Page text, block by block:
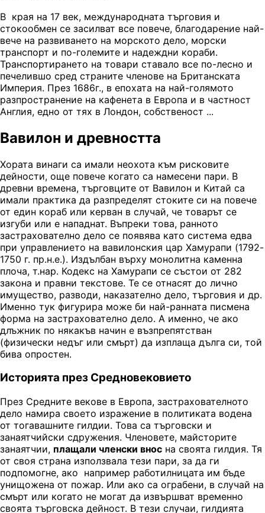
В края на 17 век, международната търговия и
стокообмен се засилват все повече, благодарение най-
вече на развиването на морското дело, морски
транспорт и по-големите и надеждни кораби.
Транспортирането на товари ставало все по-лесно и
печелившо сред страните членове на Британската
Империя. През 1686г., в епохата на най-голямото
разпространение на кафенета в Европа и в частност
Англия, едно от тях в Лондон, собственост ...
Вавилон и древността
Хората винаги са имали неохота към рисковите
дейности, още повече когато са намесени пари. В
древни времена, търговците от Вавилон и Китай са
имали практика да разпределят стоките си на повече
от един кораб или керван в случай, че товарът се
изгуби или е нападнат. Въпреки това, ранното
застрахователно дело се появява като система едва
при управлението на вавилонския цар Хамурапи (1792-
1750 г. пр.н.е.). Издълбан върху монолитна каменна
плоча, т.нар. Кодекс на Хамурапи се състои от 282
закона и правни текстове. Те се отнасят до лично
имущество, разводи, наказателно дело, търговия и др.
Именно тук фигурира може би най-ранната писмена
форма на застрахователно дело. А именно, че ако
длъжник по някакъв начин е възпрепятстван
(физически недъг или смърт) да изплаща дълга си, той
бива опростен.
Историята през Средновековието
През Средните векове в Европа, застрахователното
дело намира своето изражение в политиката водена
от тогавашните гилдии. Това са търговски и
занаятчийски сдружения. Членовете, майсторите
занаятчии, плащали членски внос на своята гилдия. Тя
от своя страна използвала тези пари, за да ги
подпомогне, ако например работилницата им бъде
унищожена от пожар. Или ако са ограбени, в случай на
смърт или когато не могат да извършват временно
своята търговска дейност. В тези случаи, гилдията